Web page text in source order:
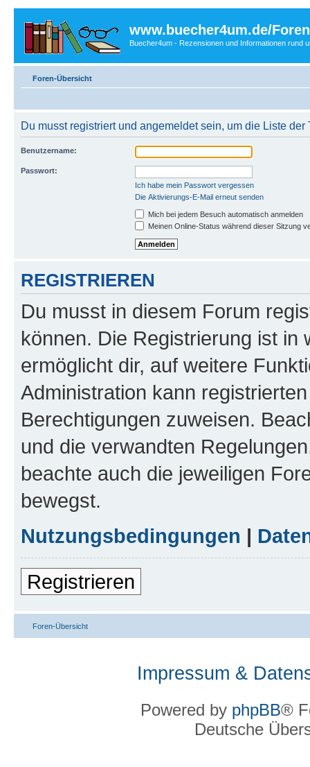
www.buecher4um.de/Foren
Buecher4um - Rezensionen und Informationen rund
Foren-Übersicht
Du musst registriert und angemeldet sein, um die Liste
Benutzername:
Passwort:
Ich habe mein Passwort vergessen
Die Aktivierungs-E-Mail erneut senden
Mich bei jedem Besuch automatisch anmelden
Meinen Online-Status während dieser Sitzung
REGISTRIEREN
Du musst in diesem Forum
können. Die Registrierung ist in
ermöglicht dir, auf weitere
Administration kann
Berechtigungen zuweisen.
und die verwandten
beachte auch die jeweiligen
bewegst.
Nutzungsbedingungen |
Registrieren
Foren-Übersicht
Impressum &
Powered by phpBB®
Deutsche